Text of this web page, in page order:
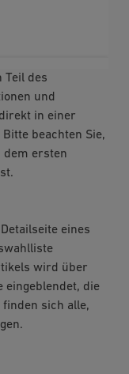
Teil des
und
in einer
beachten Sie,
dem ersten
eines
wird über
eingeblendet, die
sich alle,